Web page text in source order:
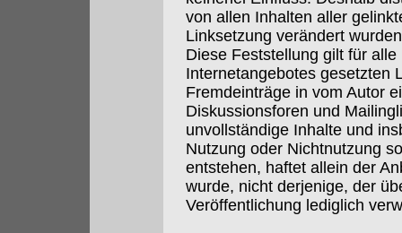
von allen Inhalten aller
Linksetzung verändert
Diese Feststellung gilt für
Internetangebotes gesetzten
Fremdeinträge in vom Autor
Diskussionsforen und
unvollständige Inhalte und
Nutzung oder Nichtnutzung
entstehen, haftet allein der
wurde, nicht derjenige, der
Veröffentlichung lediglich